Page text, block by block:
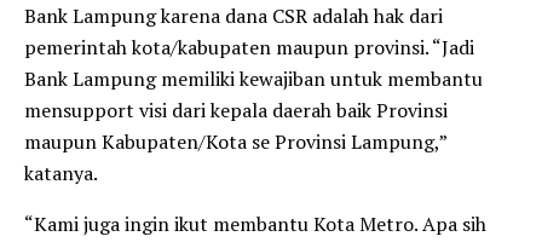
Bank Lampung karena dana CSR adalah hak dari
pemerintah kota/kabupaten maupun provinsi. “Jadi
Bank Lampung memiliki kewajiban untuk membantu
mensupport visi dari kepala daerah baik Provinsi
maupun Kabupaten/Kota se Provinsi Lampung,”
katanya.
“Kami juga ingin ikut membantu Kota Metro. Apa sih